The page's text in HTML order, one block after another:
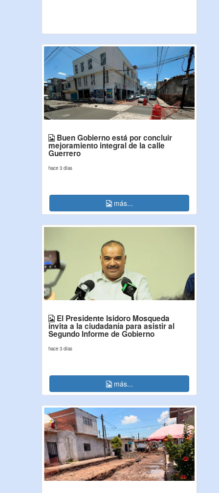
Buen Gobierno está por concluir
mejoramiento integral de la calle
Guerrero
hace 3 días
más...
El Presidente Isidoro Mosqueda
invita a la ciudadanía para asistir al
Segundo Informe de Gobierno
hace 3 días
más...